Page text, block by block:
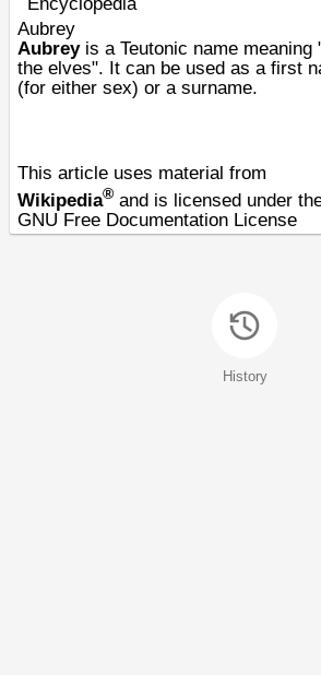
Aubrey
Aubreyis a Teutonic name meaning
the elves". It can be used as a first
(for either sex) or a surname.
This article uses material from
Wikipedia® and is licensed under
GNU Free Documentation License
History